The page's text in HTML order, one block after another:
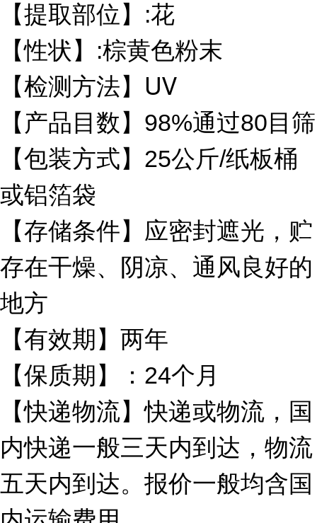
【提取部位】:花
【性状】:棕黄色粉末
【检测方法】 UV
【产品目数】98%通过80目筛
【包装方式】25公斤/纸板桶
或铝箔袋
【存储条件】应密封遮光，贮
存在干燥、阴凉、通风良好的
地方
【有效期】两年
【保质期】：24个月
【快递物流】快递或物流，国
内快递一般三天内到达，物流
五天内到达。报价一般均含国